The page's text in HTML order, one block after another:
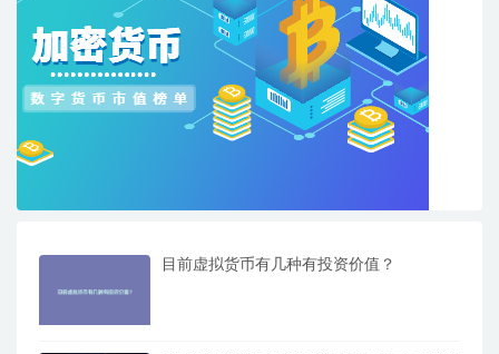
目前虚拟货币有几种有投资价值？